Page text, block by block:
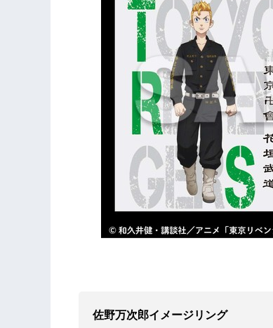
佐野万次郎イメージリング